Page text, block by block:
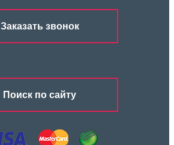
Заказать звонок
Поиск по сайту